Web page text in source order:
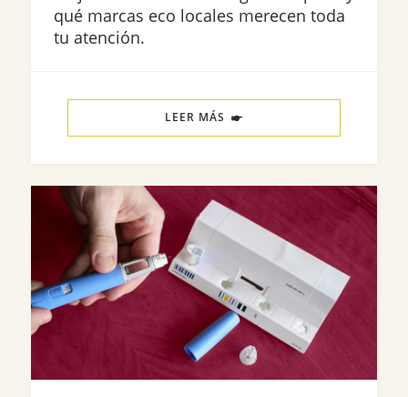
qué marcas eco locales merecen toda
tu atención.
LEER MÁS